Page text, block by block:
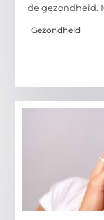
de gezondheid.
Gezondheid